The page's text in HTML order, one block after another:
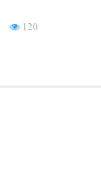
120